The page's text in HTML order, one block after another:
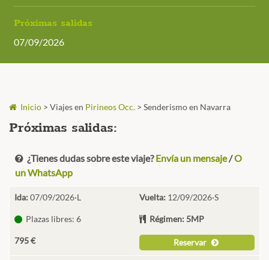
Próximas salidas
07/09/2026
Inicio > Viajes en Pirineos Occ. > Senderismo en Navarra
Próximas salidas:
¿Tienes dudas sobre este viaje?Envía un mensaje/O
un WhatsApp
Ida:07/09/2026·L Vuelta: 12/09/2026·S
Plazas libres: 6 Régimen: 5MP
795 € Reservar